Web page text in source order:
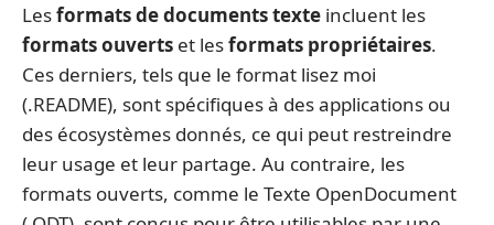
Lesformats de documents texte incluent les
formats ouverts et lesformats propriétaires.
Ces derniers, tels que le format lisez moi
(.README), sont spécifiques à des applications ou
des écosystèmes donnés, ce qui peut restreindre
leur usage et leur partage. Au contraire, les
formats ouverts, comme le Texte OpenDocument